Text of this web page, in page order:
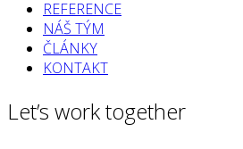
REFERENCE
NÁŠ TÝM
ČLÁNKY
KONTAKT
Let’s work together